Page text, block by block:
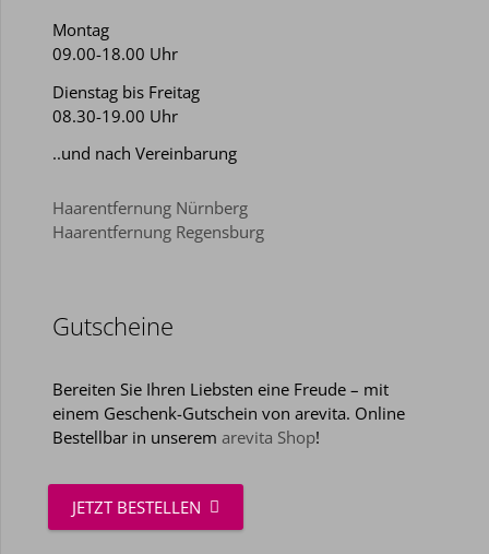
Montag
09.00-18.00 Uhr
Dienstag bis Freitag
08.30-19.00 Uhr
..und nach Vereinbarung
Haarentfernung Nürnberg
Haarentfernung Regensburg
Gutscheine
Bereiten Sie Ihren Liebsten eine Freude – mit
einem Geschenk-Gutschein von arevita. Online
Bestellbar in unserem arevita Shop!
JETZT BESTELLEN